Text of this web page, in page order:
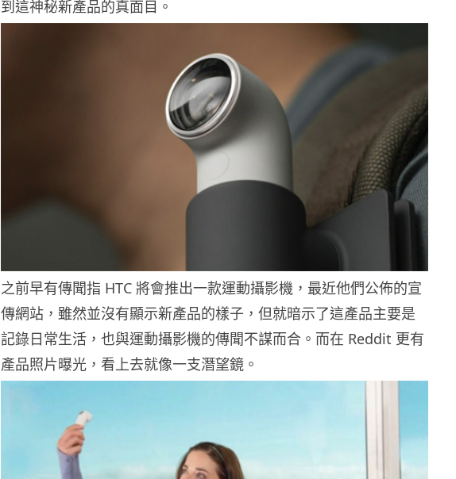
到這神秘新產品的真面目。
之前早有傳聞指 HTC 將會推出一款運動攝影機，最近他們公佈的宣
傳網站，雖然並沒有顯示新產品的樣子，但就暗示了這產品主要是
記錄日常生活，也與運動攝影機的傳聞不謀而合。而在 Reddit 更有
產品照片曝光，看上去就像一支潛望鏡。